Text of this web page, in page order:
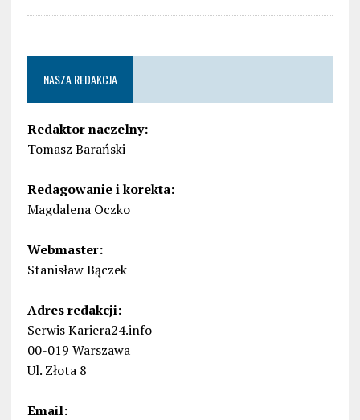
NASZA REDAKCJA
Redaktor naczelny:
Tomasz Barański
Redagowanie i korekta:
Magdalena Oczko
Webmaster:
Stanisław Bączek
Adres redakcji:
Serwis Kariera24.info
00-019 Warszawa
Ul. Złota 8
Email: